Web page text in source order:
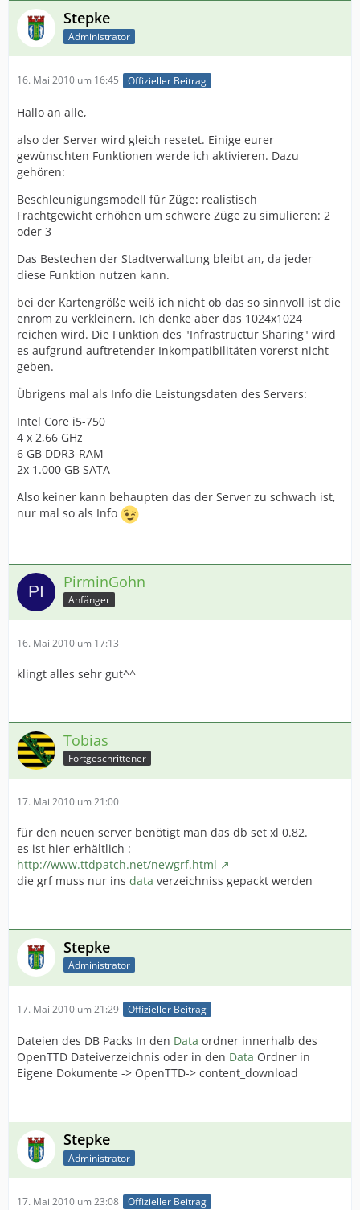
Stepke
Administrator
16. Mai 2010 um 16:45 Offizieller Beitrag
Hallo an alle,
also der Server wird gleich resetet. Einige eurer
gewünschten Funktionen werde ich aktivieren. Dazu
gehören:
Beschleunigungsmodell für Züge: realistisch
Frachtgewicht erhöhen um schwere Züge zu simulieren: 2
oder 3
Das Bestechen der Stadtverwaltung bleibt an, da jeder
diese Funktion nutzen kann.
bei der Kartengröße weiß ich nicht ob das so sinnvoll ist die
enrom zu verkleinern. Ich denke aber das 1024x1024
reichen wird. Die Funktion des "Infrastructur Sharing" wird
es aufgrund auftretender Inkompatibilitäten vorerst nicht
geben.
Übrigens mal als Info die Leistungsdaten des Servers:
Intel Core i5-750
4 x 2,66 GHz
6 GB DDR3-RAM
2x 1.000 GB SATA
Also keiner kann behaupten das der Server zu schwach ist,
nur mal so als Info
PirminGohn
Anfänger
16. Mai 2010 um 17:13
klingt alles sehr gut^^
Tobias
Fortgeschrittener
17. Mai 2010 um 21:00
für den neuen server benötigt man das db set xl 0.82.
es ist hier erhältlich :
http://www.ttdpatch.net/newgrf.html
die grf muss nur ins data verzeichniss gepackt werden
Stepke
Administrator
17. Mai 2010 um 21:29 Offizieller Beitrag
Dateien des DB Packs In den Data ordner innerhalb des
OpenTTD Dateiverzeichnis oder in den Data Ordner in
Eigene Dokumente -> OpenTTD-> content_download
Stepke
Administrator
17. Mai 2010 um 23:08 Offizieller Beitrag